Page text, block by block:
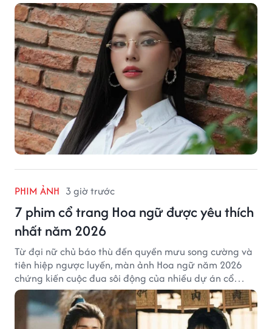
PHIM ẢNH 3 giờ trước
7 phim cổ trang Hoa ngữ được yêu thích
nhất năm 2026
Từ đại nữ chủ báo thù đến quyền mưu song cường và
tiên hiệp ngược luyến, màn ảnh Hoa ngữ năm 2026
chứng kiến cuộc đua sôi động của nhiều dự án cổ
trang có độ thảo luận cao.